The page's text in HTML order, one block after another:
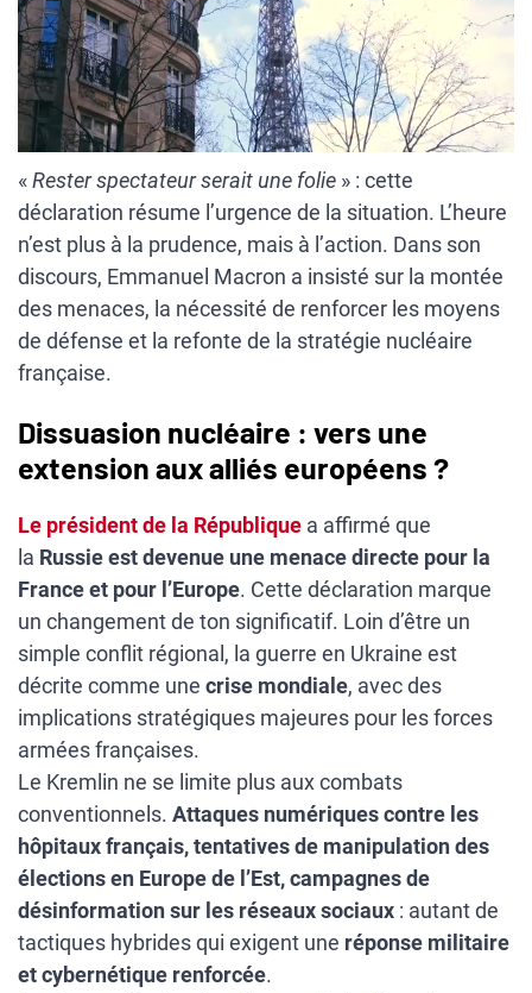
«Rester spectateur serait une folie » : cette
déclaration résume l’urgence de la situation. L’heure
n’est plus à la prudence, mais à l’action. Dans son
discours, Emmanuel Macron a insisté sur la montée
des menaces, la nécessité de renforcer les moyens
de défense et la refonte de la stratégie nucléaire
française.
Dissuasion nucléaire : vers une
extension aux alliés européens ?
Le président de la République a affirmé que
la Russie est devenue une menace directe pour la
France et pour l’Europe. Cette déclaration marque
un changement de ton significatif. Loin d’être un
simple conflit régional, la guerre en Ukraine est
décrite comme une crise mondiale, avec des
implications stratégiques majeures pour les forces
armées françaises.
Le Kremlin ne se limite plus aux combats
conventionnels. Attaques numériques contre les
hôpitaux français, tentatives de manipulation des
élections en Europe de l’Est, campagnes de
désinformation sur les réseaux sociaux : autant de
tactiques hybrides qui exigent une réponse militaire
et cybernétique renforcée.